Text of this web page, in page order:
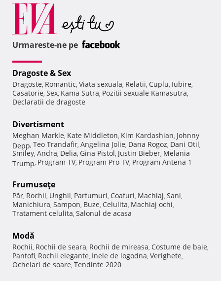
Urmareste-ne pe
Dragoste & Sex
Dragoste, Romantic, Viata sexuala, Relatii, Cuplu, Iubire,
Casatorie, Sex, Kama Sutra, Pozitii sexuale Kamasutra,
Declaratii de dragoste
Divertisment
Meghan Markle, Kate Middleton, Kim Kardashian, Johnny
Depp, Teo Trandafir, Angelina Jolie, Dana Rogoz, Dani Otil,
Smiley, Andra, Delia, Gina Pistol, Justin Bieber, Melania
Trump, Program TV, Program Pro TV, Program Antena 1
Frumuseţe
Păr, Rochii, Unghii, Parfumuri, Coafuri, Machiaj, Sani,
Manichiura, Sampon, Buze, Celulita, Machiaj ochi,
Tratament celulita, Salonul de acasa
Modă
Rochii, Rochii de seara, Rochii de mireasa, Costume de baie,
Pantofi, Rochii elegante, Inele de logodna, Verighete,
Ochelari de soare, Tendinte 2020